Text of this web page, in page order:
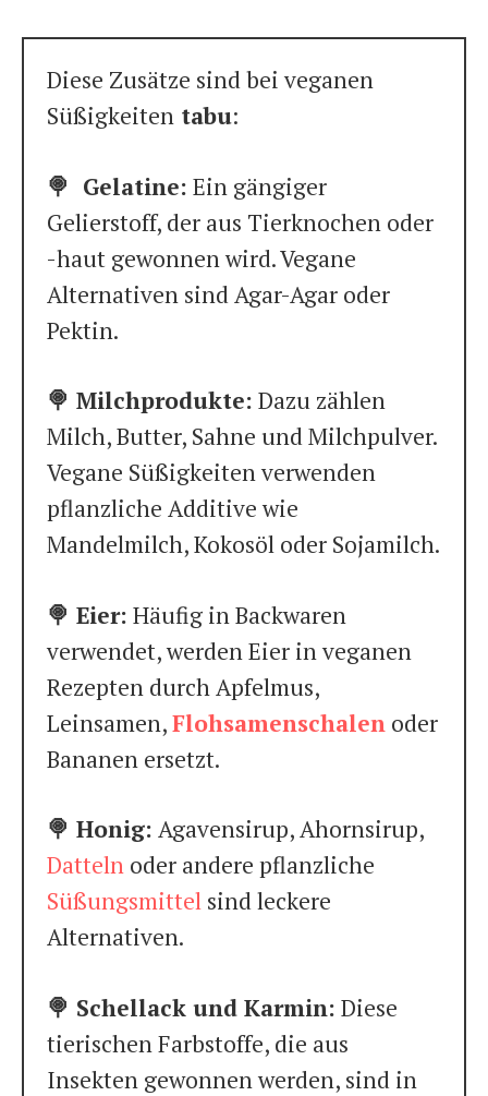
Diese Zusätze sind bei veganen
Süßigkeiten tabu:
🍭 Gelatine: Ein gängiger
Gelierstoff, der aus Tierknochen oder
-haut gewonnen wird. Vegane
Alternativen sind Agar-Agar oder
Pektin.
🍭 Milchprodukte: Dazu zählen
Milch, Butter, Sahne und Milchpulver.
Vegane Süßigkeiten verwenden
pflanzliche Additive wie
Mandelmilch, Kokosöl oder Sojamilch.
🍭 Eier: Häufig in Backwaren
verwendet, werden Eier in veganen
Rezepten durch Apfelmus,
Leinsamen,Flohsamenschalen oder
Bananen ersetzt.
🍭 Honig: Agavensirup, Ahornsirup,
Datteln oder andere pflanzliche
Süßungsmittel sind leckere
Alternativen.
🍭 Schellack und Karmin: Diese
tierischen Farbstoffe, die aus
Insekten gewonnen werden, sind in